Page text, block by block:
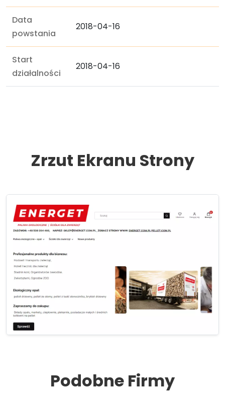
Data
powstania
2018-04-16
Start
działalności
2018-04-16
Zrzut Ekranu Strony
Podobne Firmy